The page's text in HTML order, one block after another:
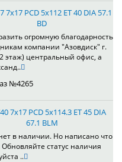
7x17 PCD 5x112 ET 40 DIA 57.1
BD
огромную благодарность
компании "Азовдиск" г.
этаж) центральный офис, а
№4265
7x17 PCD 5x114.3 ET 45 DIA
67.1 BLM
в наличии. Но написано что
Обновляйте статус наличия
..